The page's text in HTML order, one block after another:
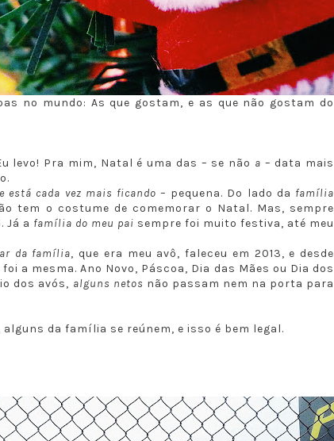
no mundo: As que gostam, e as que não gostam do
levo! Pra mim, Natal é uma das – se não a – data mais
e está cada vez mais ficando– pequena. Do lado da família
tem o costume de comemorar o Natal. Mas, sempre
Já a família do meu pai sempre foi muito festiva, até meu
da família, que era meu avô, faleceu em 2013, e desde
a mesma. Ano Novo, Páscoa, Dia das Mães ou Dia dos
dos avós, alguns netos não passam nem na porta para
da família se reúnem, e isso é bem legal.